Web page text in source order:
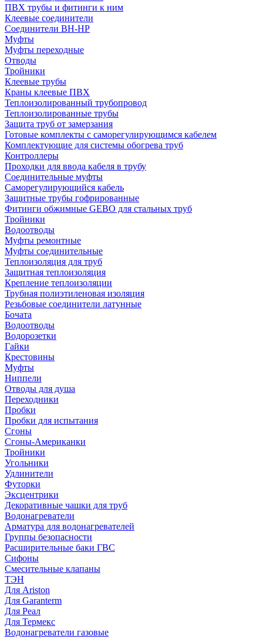
ПВХ трубы и фитинги к ним
Клеевые соединители
Соединители ВН-НР
Муфты
Муфты переходные
Отводы
Тройники
Клеевые трубы
Краны клеевые ПВХ
Теплоизолированный трубопровод
Теплоизолированные трубы
Защита труб от замерзания
Готовые комплекты с саморегулирующимся кабелем
Комплектующие для системы обогрева труб
Контроллеры
Проходки для ввода кабеля в трубу
Соединительные муфты
Саморегулирующийся кабель
Защитные трубы гофрированные
Фитинги обжимные GEBO для стальных труб
Тройники
Водоотводы
Муфты ремонтные
Муфты соединительные
Теплоизоляция для труб
Защитная теплоизоляция
Крепление теплоизоляции
Трубная полиэтиленовая изоляция
Резьбовые соединители латунные
Бочата
Водоотводы
Водорозетки
Гайки
Крестовины
Муфты
Ниппели
Отводы для душа
Переходники
Пробки
Пробки для испытания
Сгоны
Сгоны-Американки
Тройники
Угольники
Удлинители
Футорки
Эксцентрики
Декоративные чашки для труб
Водонагреватели
Арматура для водонагревателей
Группы безопасности
Расширительные баки ГВС
Сифоны
Смесительные клапаны
ТЭН
Для Ariston
Для Garanterm
Для Реал
Для Термекс
Водонагреватели газовые